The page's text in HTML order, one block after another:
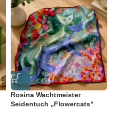
Rosina Wachtmeister
Seidentuch „Flowercats“